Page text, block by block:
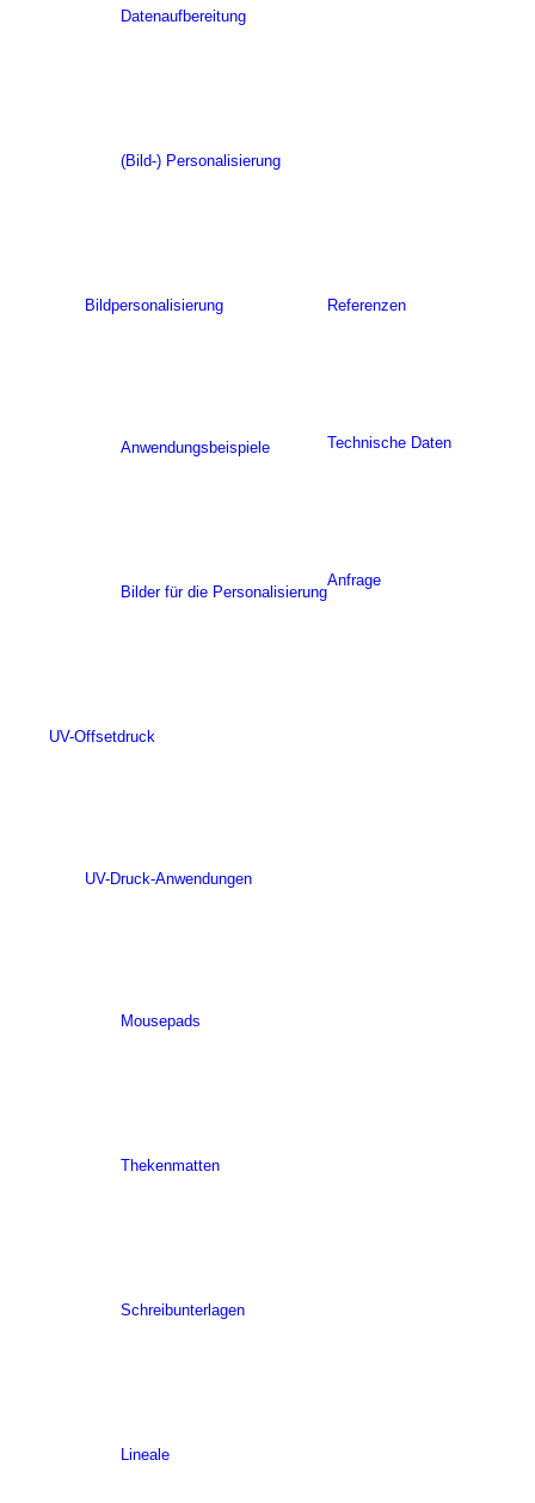
Datenaufbereitung
(Bild-) Personalisierung
Bildpersonalisierung
Anwendungsbeispiele
Bilder für die Personalisierung
Referenzen
Technische Daten
Anfrage
UV-Offsetdruck
UV-Druck-Anwendungen
Mousepads
Thekenmatten
Schreibunterlagen
Lineale